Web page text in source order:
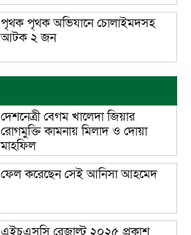
পৃথক পৃথক অভিযানে চোলাইমদসহ
আটক ২ জন
দেশনেত্রী বেগম খালেদা জিয়ার
রোগমুক্তি কামনায় মিলাদ ও দোয়া
মাহফিল
ফেল করেছেন সেই আনিসা আহমেদ